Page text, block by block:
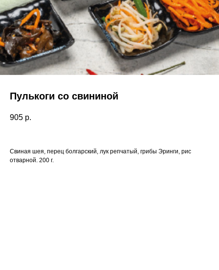
Пулькоги со свининой
905 р.
Свиная шея, перец болгарский, лук репчатый, грибы Эринги, рис
отварной. 200 г.